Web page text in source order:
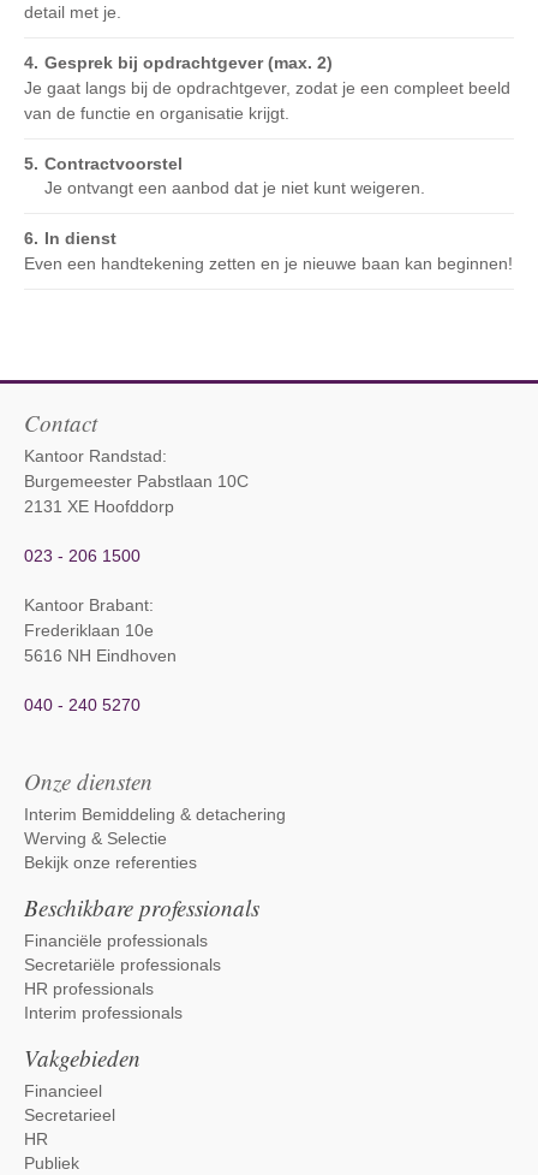
detail met je.
Gesprek bij opdrachtgever (max. 2)
Je gaat langs bij de opdrachtgever, zodat je een compleet beeld
van de functie en organisatie krijgt.
Contractvoorstel
Je ontvangt een aanbod dat je niet kunt weigeren.
In dienst
Even een handtekening zetten en je nieuwe baan kan beginnen!
Contact
Kantoor Randstad:
Burgemeester Pabstlaan 10C
2131 XE Hoofddorp
023 - 206 1500
Kantoor Brabant:
Frederiklaan 10e
5616 NH Eindhoven
040 - 240 5270
Onze diensten
Interim Bemiddeling & detachering
Werving & Selectie
Bekijk onze referenties
Beschikbare professionals
Financiële professionals
Secretariële professionals
HR professionals
Interim professionals
Vakgebieden
Financieel
Secretarieel
HR
Publiek